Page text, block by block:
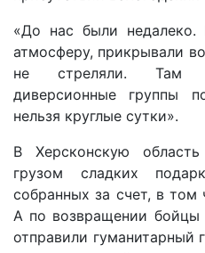
«До нас были
атмосферу, прикрывали
не стреляли. Там
диверсионные группы
нельзя круглые сутки».
В Херсконскую
грузом сладких
собранных за счет, в том
А по возвращении бойцы
отправили гуманитарный